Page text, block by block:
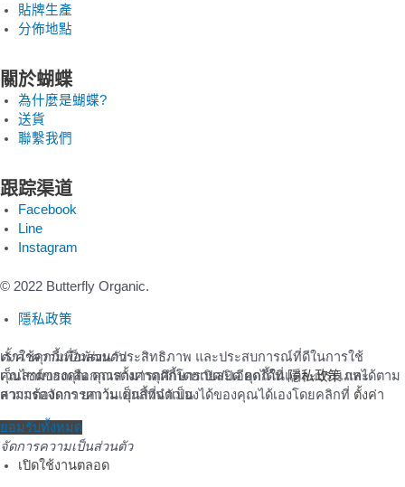
貼牌生產
分佈地點
關於蝴蝶
為什麼是蝴蝶?
送貨
聯繫我們
跟踪渠道
Facebook
Line
Instagram
© 2022 Butterfly Organic.
隱私政策
เราใช้คุกกี้เพื่อพัฒนาประสิทธิภาพ และประสบการณ์ที่ดีในการใช้
เว็บไซต์ของคุณ คุณสามารถศึกษารายละเอียดได้ที่隱私政策และ
สามารถจัดการความเป็นส่วนตัวเองได้ของคุณได้เองโดยคลิกที่ ตั้งค่า
ยอมรับ
ตั้งค่าความเป็นส่วนตัว
คุณสามารถเลือกการตั้งค่าคุกกี้โดยเปิด/ปิด คุกกี้ในแต่ละประเภทได้ตาม
ความต้องการ ยกเว้น คุกกี้ที่จำเป็น
ยอมรับทั้งหมด
จัดการความเป็นส่วนตัว
เปิดใช้งานตลอด